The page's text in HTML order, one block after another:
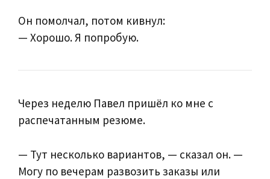
Он помолчал, потом кивнул:
— Хорошо. Я попробую.
Через неделю Павел пришёл ко мне с
распечатанным резюме.
— Тут несколько вариантов, — сказал он. —
Могу по вечерам развозить заказы или